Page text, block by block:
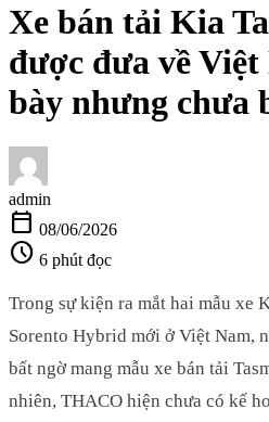
Xe bán tải Kia
được đưa về
bày nhưng chưa
admin
calendar_today 08/06/2026
schedule 6 phút đọc
Trong sự kiện ra mắt hai mẫu xe
Sorento Hybrid mới ở Việt Nam,
bất ngờ mang mẫu xe bán tải
nhiên, THACO hiện chưa có kế